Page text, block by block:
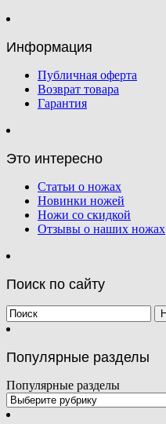
Информация
Публичная оферта
Возврат товара
Гарантия
Это интересно
Статьи о ножах
Новинки ножей
Ножи со скидкой
Отзывы о наших ножах
Поиск по сайту
Популярные разделы
Популярные разделы